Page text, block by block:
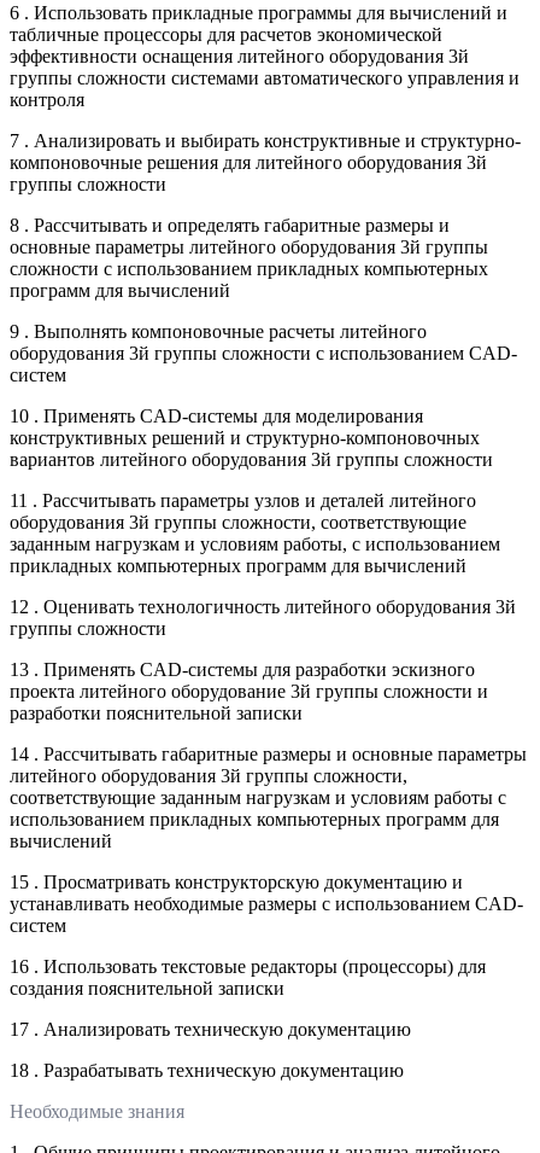
6 . Использовать прикладные программы для вычислений и
табличные процессоры для расчетов экономической
эффективности оснащения литейного оборудования 3й
группы сложности системами автоматического управления и
контроля
7 . Анализировать и выбирать конструктивные и структурно-
компоновочные решения для литейного оборудования 3й
группы сложности
8 . Рассчитывать и определять габаритные размеры и
основные параметры литейного оборудования 3й группы
сложности с использованием прикладных компьютерных
программ для вычислений
9 . Выполнять компоновочные расчеты литейного
оборудования 3й группы сложности с использованием CAD-
систем
10 . Применять CAD-системы для моделирования
конструктивных решений и структурно-компоновочных
вариантов литейного оборудования 3й группы сложности
11 . Рассчитывать параметры узлов и деталей литейного
оборудования 3й группы сложности, соответствующие
заданным нагрузкам и условиям работы, с использованием
прикладных компьютерных программ для вычислений
12 . Оценивать технологичность литейного оборудования 3й
группы сложности
13 . Применять CAD-системы для разработки эскизного
проекта литейного оборудование 3й группы сложности и
разработки пояснительной записки
14 . Рассчитывать габаритные размеры и основные параметры
литейного оборудования 3й группы сложности,
соответствующие заданным нагрузкам и условиям работы с
использованием прикладных компьютерных программ для
вычислений
15 . Просматривать конструкторскую документацию и
устанавливать необходимые размеры с использованием CAD-
систем
16 . Использовать текстовые редакторы (процессоры) для
создания пояснительной записки
17 . Анализировать техническую документацию
18 . Разрабатывать техническую документацию
Необходимые знания